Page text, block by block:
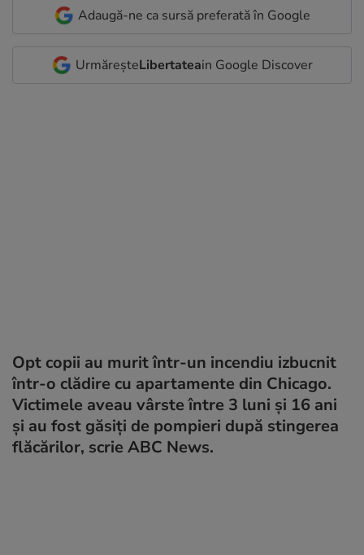
Adaugă-ne ca sursă preferată în Google
UrmăreșteLibertateain Google Discover
Opt copii au murit într-un incendiu izbucnit
într-o clădire cu apartamente din Chicago.
Victimele aveau vârste între 3 luni și 16 ani
și au fost găsiți de pompieri după stingerea
flăcărilor, scrie ABC News.